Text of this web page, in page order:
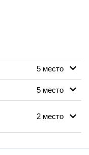
5 место
5 место
2 место